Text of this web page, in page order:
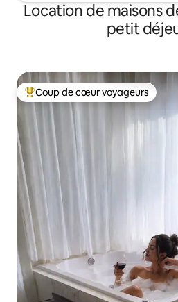
Location de maisons
petit
Coups de cœur voyageurs les plus
Coup de cœur voyageurs